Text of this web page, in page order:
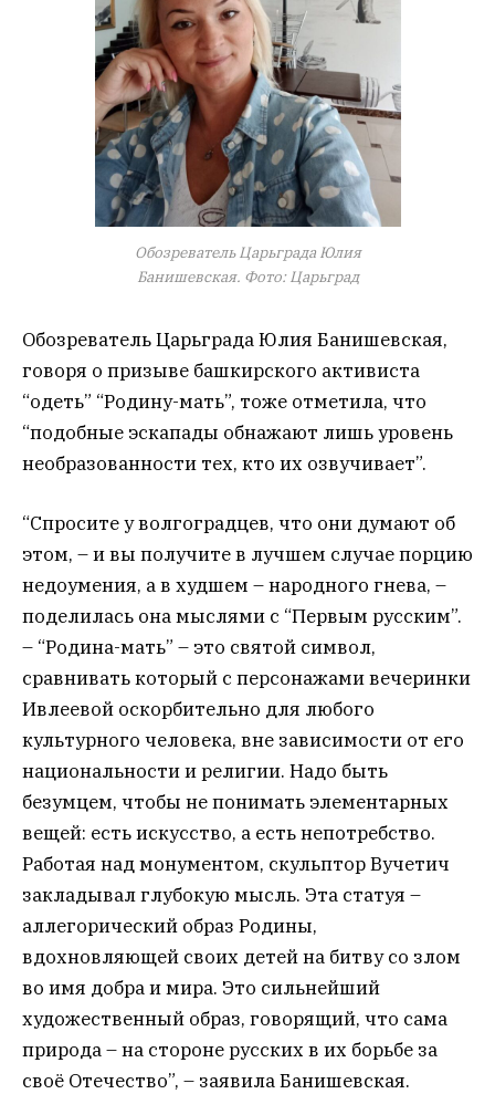
Обозреватель Царьграда Юлия
Банишевская. Фото: Царьград
Обозреватель Царьграда Юлия Банишевская,
говоря о призыве башкирского активиста
“одеть” “Родину-мать”, тоже отметила, что
“подобные эскапады обнажают лишь уровень
необразованности тех, кто их озвучивает”.
“Спросите у волгоградцев, что они думают об
этом, – и вы получите в лучшем случае порцию
недоумения, а в худшем – народного гнева, –
поделилась она мыслями с “Первым русским”.
– “Родина-мать” – это святой символ,
сравнивать который с персонажами вечеринки
Ивлеевой оскорбительно для любого
культурного человека, вне зависимости от его
национальности и религии. Надо быть
безумцем, чтобы не понимать элементарных
вещей: есть искусство, а есть непотребство.
Работая над монументом, скульптор Вучетич
закладывал глубокую мысль. Эта статуя –
аллегорический образ Родины,
вдохновляющей своих детей на битву со злом
во имя добра и мира. Это сильнейший
художественный образ, говорящий, что сама
природа – на стороне русских в их борьбе за
своё Отечество”, – заявила Банишевская.